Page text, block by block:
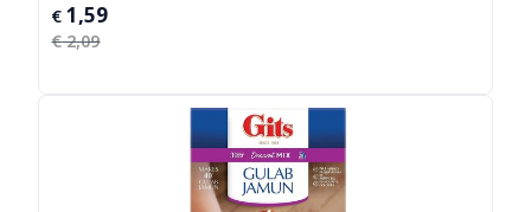
€2,09
Oorspronkelijke
prijs
€ 1,59
Huidige
prijs